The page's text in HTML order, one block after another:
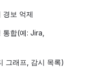
경보 억제
합(예: Jira,
그래프, 감시 목록)